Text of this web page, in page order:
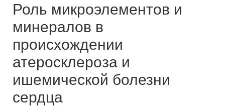
Роль микроэлементов и
минералов в
происхождении
атеросклероза и
ишемической болезни
сердца